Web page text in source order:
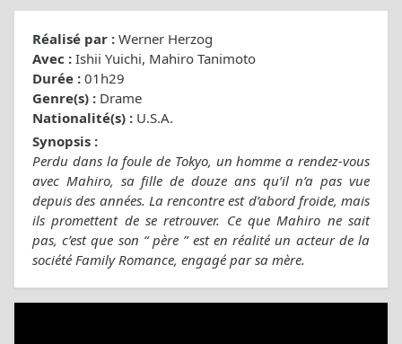
Réalisé par : Werner Herzog
Avec : Ishii Yuichi, Mahiro Tanimoto
Durée : 01h29
Genre(s) : Drame
Nationalité(s) : U.S.A.
Synopsis :
Perdu dans la foule de Tokyo, un homme a rendez-vous
avec Mahiro, sa fille de douze ans qu’il n’a pas vue
depuis des années. La rencontre est d’abord froide, mais
ils promettent de se retrouver. Ce que Mahiro ne sait
pas, c’est que son “ père ” est en réalité un acteur de la
société Family Romance, engagé par sa mère.